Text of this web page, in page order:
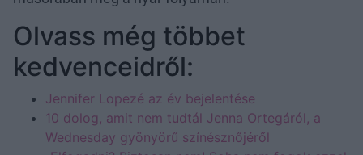
Olvass még többet
kedvenceidről:
Jennifer Lopezé az év bejelentése
10 dolog, amit nem tudtál Jenna Ortegáról, a
Wednesday gyönyörű színésznőjéről